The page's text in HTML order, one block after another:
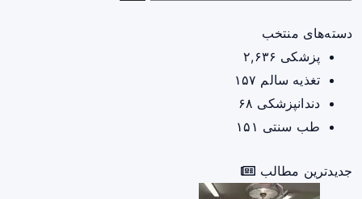
دسته‌های منتخب
پزشکی ۲,۶۳۶
تغذیه سالم ۱۵۷
دندانپزشکی ۶۸
طب سنتی ۱۵۱
جدیدترین مطالب